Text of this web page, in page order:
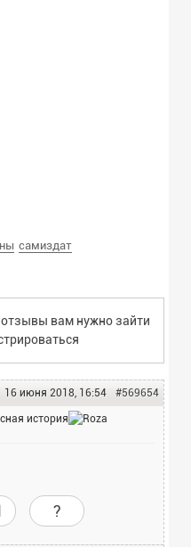
самиздат
вам нужно зайти
#569654
16 июня 2018, 16:54
история
?